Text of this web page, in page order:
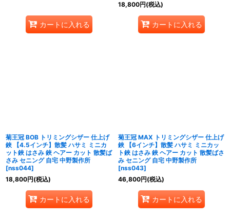
カートに入れる
18,800円(税込)
カートに入れる
菊王冠 BOB トリミングシザー 仕上げ
鋏 【4.5インチ】散髪 ハサミ ミニカ
ット鋏 はさみ 鋏 ヘアー カット 散髪ば
さみ セニング 自宅 中野製作所
[nss044]
18,800円(税込)
カートに入れる
菊王冠 MAX トリミングシザー 仕上げ
鋏 【6インチ】散髪 ハサミ ミニカッ
ト鋏 はさみ 鋏 ヘアー カット 散髪ばさ
み セニング 自宅 中野製作所
[nss043]
46,800円(税込)
カートに入れる